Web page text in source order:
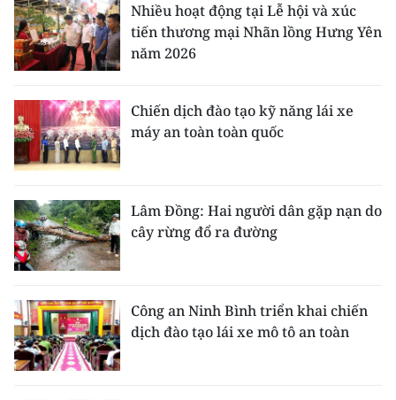
Nhiều hoạt động tại Lễ hội và xúc
tiến thương mại Nhãn lồng Hưng Yên
năm 2026
Chiến dịch đào tạo kỹ năng lái xe
máy an toàn toàn quốc
Lâm Đồng: Hai người dân gặp nạn do
cây rừng đổ ra đường
Công an Ninh Bình triển khai chiến
dịch đào tạo lái xe mô tô an toàn